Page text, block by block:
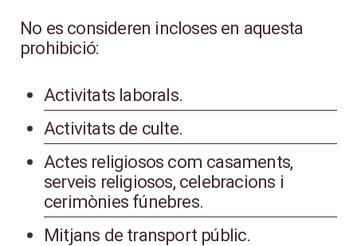
No es consideren incloses en aquesta
prohibició:
Activitats laborals.
Activitats de culte.
Actes religiosos com casaments,
serveis religiosos, celebracions i
cerimònies fúnebres.
Mitjans de transport públic.